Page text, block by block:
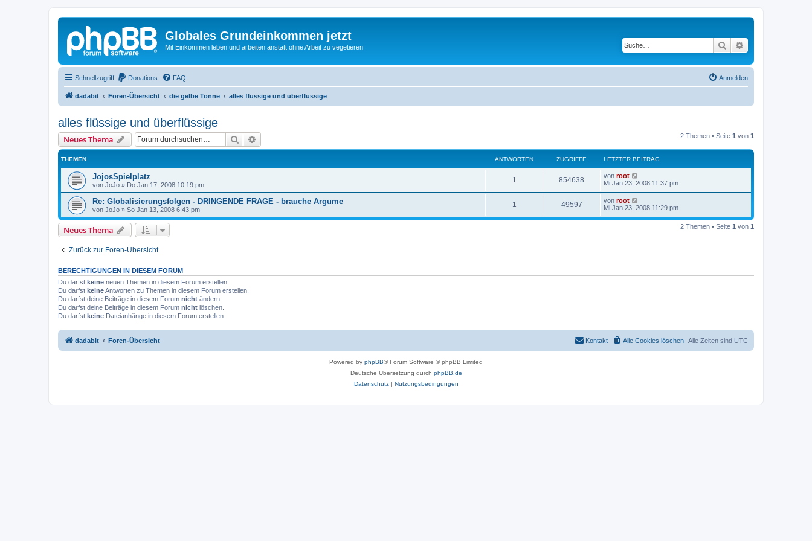
Globales Grundeinkommen jetzt
Mit Einkommen leben und arbeiten anstatt ohne Arbeit zu vegetieren Suche
Schnellzugriff Donations FAQ Anmelden
dadabit Foren-Übersicht die gelbe Tonne alles flüssige und überflüssige
alles flüssige und überflüssige
Neues Thema Suche 2 Themen • Seite 1 von 1
THEMEN ANTWORTEN ZUGRIFFE LETZTER BEITRAG
JojosSpielplatz
von JoJo » Do Jan 17, 2008 10:19 pm
1 854638 von root
Mi Jan 23, 2008 11:37 pm
Re: Globalisierungsfolgen - DRINGENDE FRAGE - brauche Argume
von JoJo » So Jan 13, 2008 6:43 pm
1 49597 von root
Mi Jan 23, 2008 11:29 pm
Neues Thema 2 Themen • Seite 1 von 1
Zurück zur Foren-Übersicht
BERECHTIGUNGEN IN DIESEM FORUM
Du darfst keine neuen Themen in diesem Forum erstellen.
Du darfst keineAntworten zu Themen in diesem Forum erstellen.
Du darfst deine Beiträge in diesem Forum nicht ändern.
Du darfst deine Beiträge in diesem Forum nicht löschen.
Du darfst keine Dateianhänge in diesem Forum erstellen.
dadabit Foren-Übersicht Alle Zeiten sind UTC
Alle Cookies löschen
Kontakt
Powered by phpBB® Forum Software © phpBB Limited
Deutsche Übersetzung durch phpBB.de
Datenschutz| Nutzungsbedingungen